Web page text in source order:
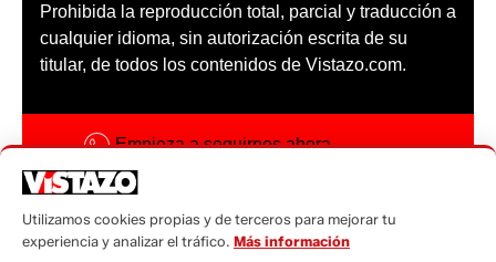
Prohibida la reproducción total, parcial y traducción a
cualquier idioma, sin autorización escrita de su
titular, de todos los contenidos de Vistazo.com.
Empieza a seguirnos ahora
Código ética
Utilizamos cookies propias y de terceros para mejorar tu
experiencia y analizar el tráfico. Más información